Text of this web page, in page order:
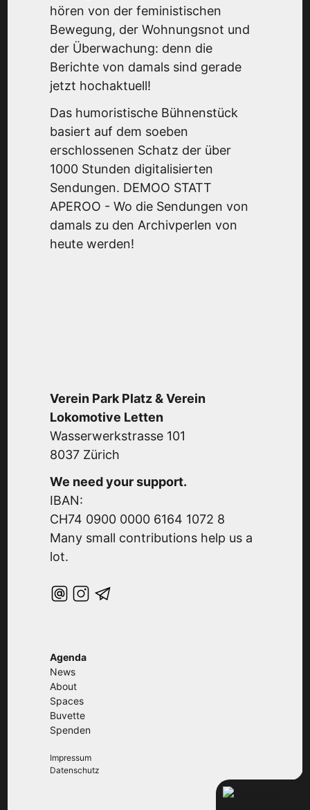
hören von der feministischen
Bewegung, der Wohnungsnot und
der Überwachung: denn die
Berichte von damals sind gerade
jetzt hochaktuell!
Das humoristische Bühnenstück
basiert auf dem soeben
erschlossenen Schatz der über
1000 Stunden digitalisierten
Sendungen. DEMOO STATT
APEROO - Wo die Sendungen von
damals zu den Archivperlen von
heute werden!
Verein Park Platz & Verein
Lokomotive Letten
Wasserwerkstrasse 101
8037 Zürich
We need your support.
IBAN:
CH74 0900 0000 6164 1072 8
Many small contributions help us a
lot.
Agenda
News
About
Spaces
Buvette
Spenden
Impressum
Datenschutz